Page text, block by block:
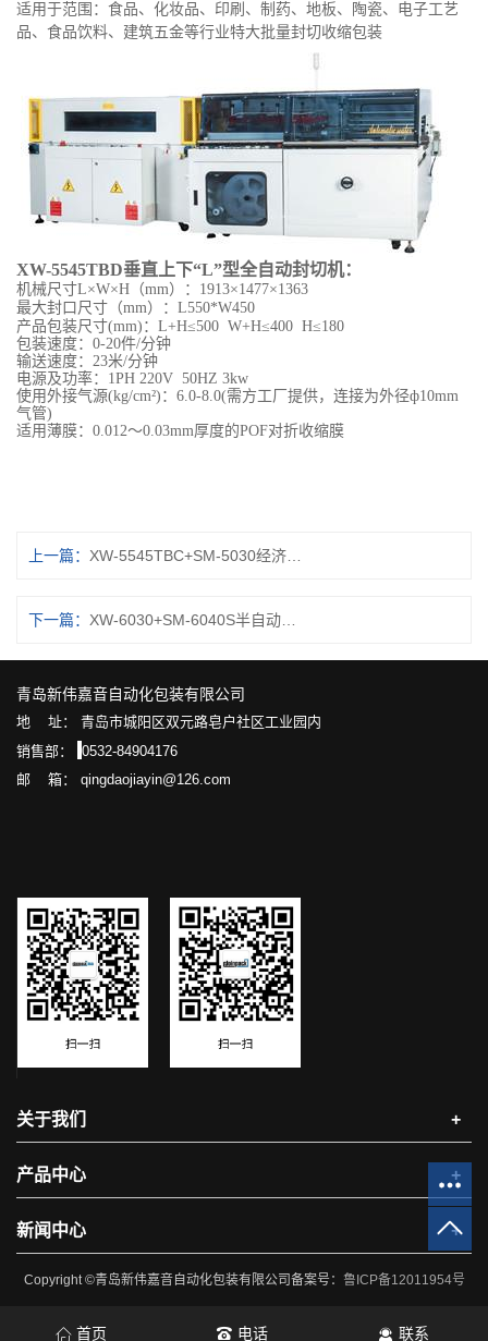
适用于范围：食品、化妆品、印刷、制药、地板、陶瓷、电子工艺
品、食品饮料、建筑五金等行业特大批量封切收缩包装
XW-5545TBD垂直上下“L”型全自动封切机：
机械尺寸L×W×H（mm）：1913×1477×1363
最大封口尺寸 （mm） ： L550*W450
产品包装尺寸(mm)： L+H≤500 W+H≤400 H≤180
包装速度： 0-20件/分钟
输送速度： 23米/分钟
电源及功率： 1PH 220V 50HZ 3kw
使用外接气源(kg/cm²)：6.0-8.0(需方工厂提供，连接为外径ф10mm
气管)
适用薄膜： 0.012～0.03mm厚度的POF对折收缩膜
上一篇：
下一篇：
青岛新伟嘉音自动化包装有限公司
地 址： 青岛市城阳区双元路皂户社区工业园内
销售部：
0532-84904176
邮 箱： qingdaojiayin@126.com
关于我们 +
产品中心 +
新闻中心 +
Copyright ©青岛新伟嘉音自动化包装有限公司备案号： 鲁ICP备12011954号
首页 电话 联系